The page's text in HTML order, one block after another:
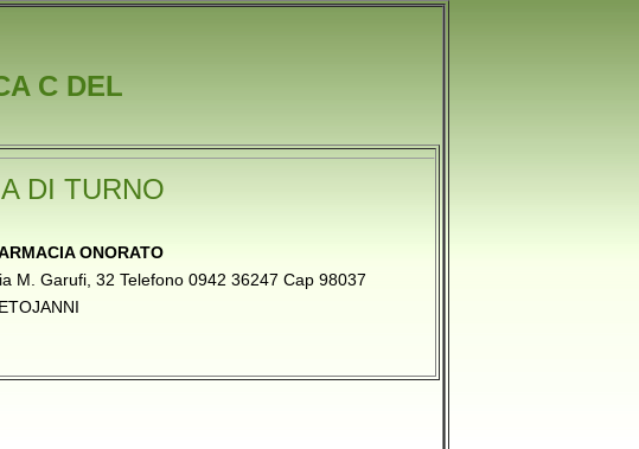
C DEL
DI TURNO
ONORATO
M. Garufi, 32 Telefono 0942 36247 Cap 98037